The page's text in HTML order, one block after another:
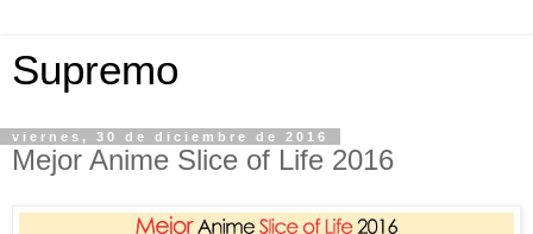
Supremo
viernes, 30 de diciembre de 2016
Mejor Anime Slice of Life 2016